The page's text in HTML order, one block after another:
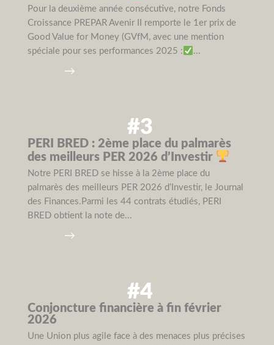
Pour la deuxième année consécutive, notre Fonds
Croissance PREPAR Avenir II remporte le 1er prix de
Good Value for Money (GVfM, avec une mention
spéciale pour ses performances 2025 :
...
→
#3
PERI BRED : 2ème place du palmarès
des meilleurs PER 2026 d’Investir
Notre PERI BRED se hisse à la 2ème place du
palmarès des meilleurs PER 2026 d’Investir, le Journal
des Finances.Parmi les 44 contrats étudiés, PERI
BRED obtient la note de...
→
#4
Conjoncture financière à fin février
2026
Une Union plus agile face à des menaces plus précises